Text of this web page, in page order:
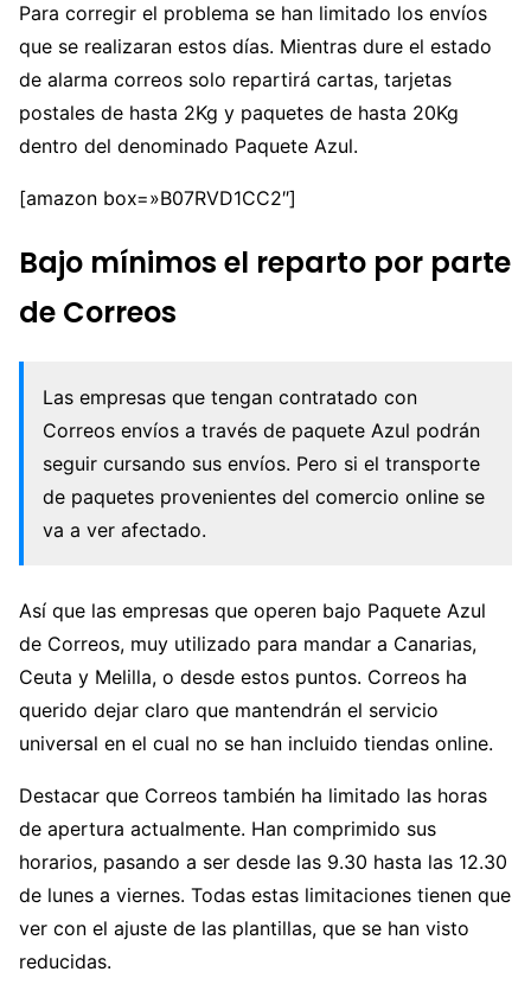
Para corregir el problema se han limitado los envíos
que se realizaran estos días. Mientras dure el estado
de alarma correos solo repartirá cartas, tarjetas
postales de hasta 2Kg y paquetes de hasta 20Kg
dentro del denominado Paquete Azul.
[amazon box=»B07RVD1CC2″]
Bajo mínimos el reparto por parte
de Correos
Las empresas que tengan contratado con
Correos envíos a través de paquete Azul podrán
seguir cursando sus envíos. Pero si el transporte
de paquetes provenientes del comercio online se
va a ver afectado.
Así que las empresas que operen bajo Paquete Azul
de Correos, muy utilizado para mandar a Canarias,
Ceuta y Melilla, o desde estos puntos. Correos ha
querido dejar claro que mantendrán el servicio
universal en el cual no se han incluido tiendas online.
Destacar que Correos también ha limitado las horas
de apertura actualmente. Han comprimido sus
horarios, pasando a ser desde las 9.30 hasta las 12.30
de lunes a viernes. Todas estas limitaciones tienen que
ver con el ajuste de las plantillas, que se han visto
reducidas.